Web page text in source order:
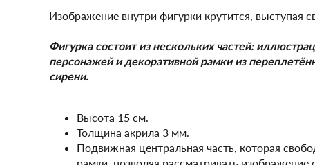
Изображение внутри фигурки крутится, выступая
Фигурка состоит из нескольких частей:
персонажей и декоративной рамки из
сирени.
Высота 15 см.
Толщина акрила 3 мм.
Подвижная центральная часть, которая